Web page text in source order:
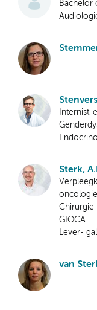
Bachelor
Sterk,
oncologie
Chirurgie
GIOCA
Lever-
van